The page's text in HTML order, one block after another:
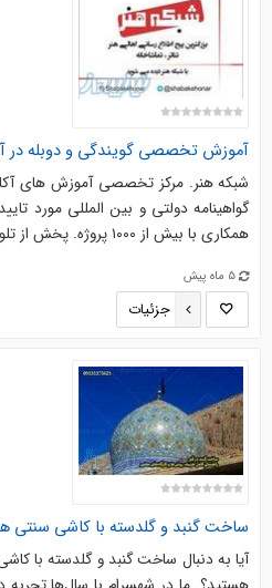
آموزش تخصصی گویندگی و دوبله در
شبکه هنر. مرکز تخصصی آموزش های
همکاری با بیش از ۱۰۰۰ پروژه. پخش از تلویزیون و رادیو. مجهزترین ...
5 ماه پیش
جزئیات
ساخت گنبد و گلدسته با کاشی سنتی
آیا به دنبال ساخت گنبد و گلدسته با